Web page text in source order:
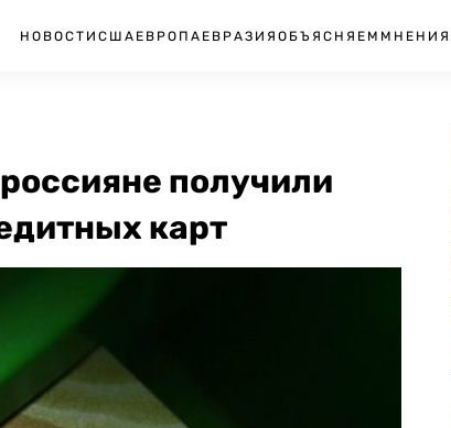
НОВОСТИ США ЕВРОПА ЕВРАЗИЯ ОБЪЯСНЯЕМ МНЕНИЯ
получили
карт